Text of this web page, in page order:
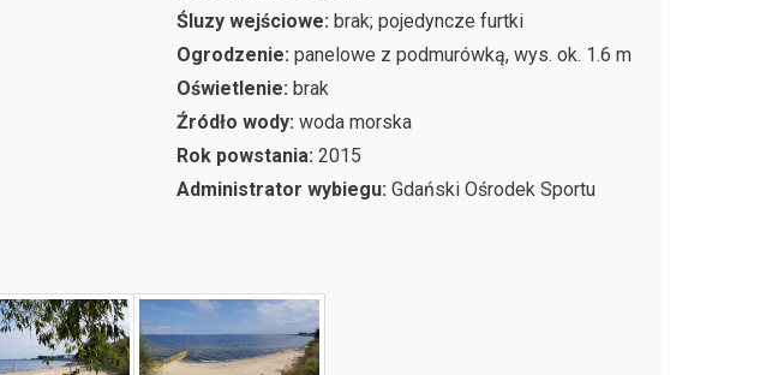
Śluzy wejściowe:brak; pojedyncze furtki
Ogrodzenie:panelowe z podmurówką, wys. ok. 1.6 m
Oświetlenie:brak
Źródło wody:woda morska
Rok powstania:2015
Administrator wybiegu:Gdański Ośrodek Sportu